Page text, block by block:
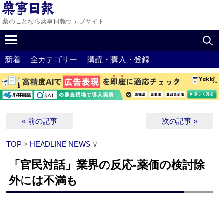
薬のことなら薬事日報ウェブサイト
新着 全カテゴリー 購読・購入・登録
« 前の記事 次の記事 »
TOP > HEADLINE NEWS ∨
「官民対話」業界の反応‐薬価の検討除
外には不満も